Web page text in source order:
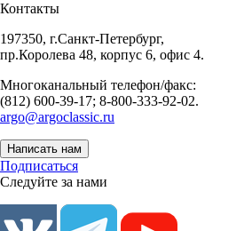
Контакты
197350, г.Санкт-Петербург,
пр.Королева 48, корпус 6, офис 4.
Многоканальный телефон/факс:
(812) 600-39-17; 8-800-333-92-02.
argo@argoclassic.ru
Написать нам
Подписаться
Следуйте за нами